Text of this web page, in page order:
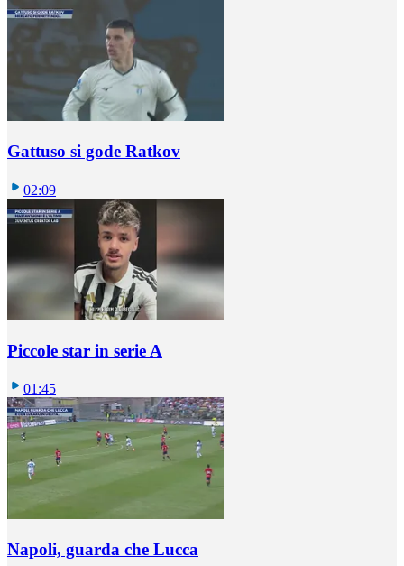
Gattuso si gode Ratkov
02:09
Piccole star in serie A
01:45
Napoli, guarda che Lucca